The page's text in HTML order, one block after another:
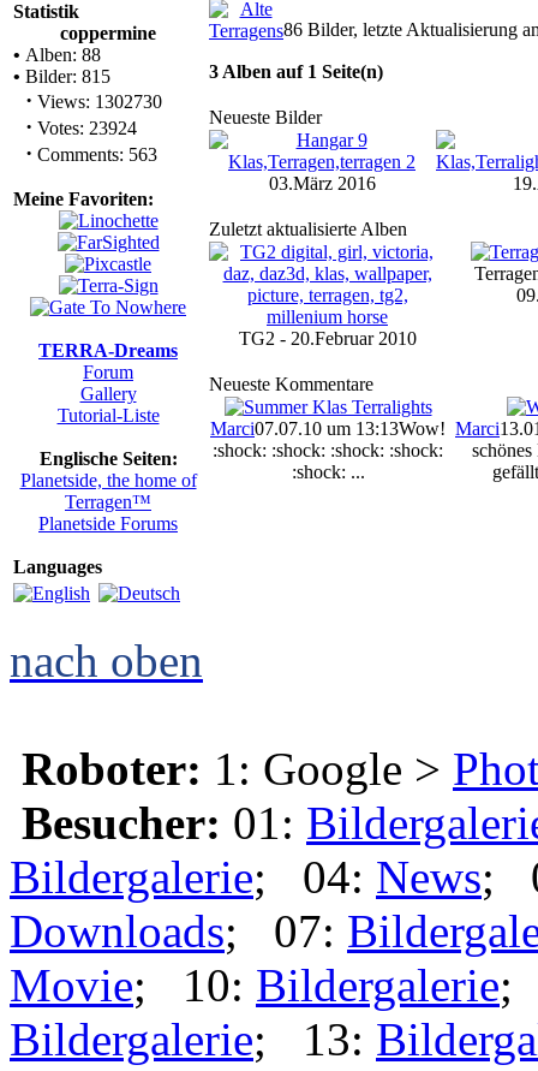
Statistik
coppermine
• Alben: 88
• Bilder: 815
· Views: 1302730
· Votes: 23924
· Comments: 563
Meine Favoriten:
TERRA-Dreams
Forum
Gallery
Tutorial-Liste
Englische Seiten:
Planetside, the home of
Terragen™
Planetside Forums
Languages
86 Bilder, letzte Aktualisierung
3 Alben auf 1 Seite(n)
Neueste Bilder
03.März 2016
Zuletzt aktualisierte Alben
TG2 - 20.Februar 2010
Neueste Kommentare
Marci07.07.10 um 13:13Wow!
:shock: :shock: :shock: :shock:
:shock: ...
Marci
nach oben
Roboter: 1: Google >
Besucher: 01:
Bildergalerie; 04: News;
Downloads; 07:
Movie; 10: Bildergalerie;
Bildergalerie; 13: